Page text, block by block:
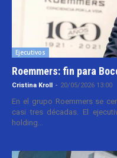
Ejecutivos
Roemmers: fin para
Cristina Kroll - 20/05/2026 13:00
En el grupo Roemmers se
casi tres décadas. El
holding...